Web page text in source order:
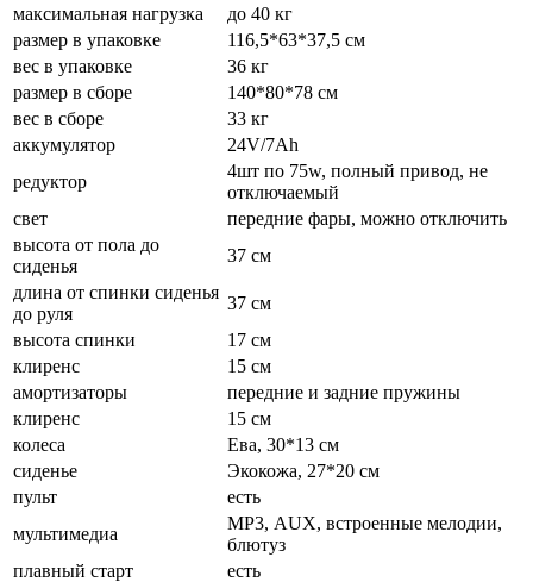
максимальная нагрузка
до 40 кг
размер в упаковке
116,5*63*37,5 см
вес в упаковке
36 кг
размер в сборе
140*80*78 см
вес в сборе
33 кг
аккумулятор
24V/7Ah
редуктор
4шт по 75w, полный привод, не
отключаемый
свет
передние фары, можно отключить
высота от пола до
сиденья
37 см
длина от спинки сиденья
до руля
37 см
высота спинки
17 см
клиренс
15 см
амортизаторы
передние и задние пружины
клиренс
15 см
колеса
Ева, 30*13 см
сиденье
Экокожа, 27*20 см
пульт
есть
мультимедиа
МР3, AUX, встроенные мелодии,
блютуз
плавный старт
есть